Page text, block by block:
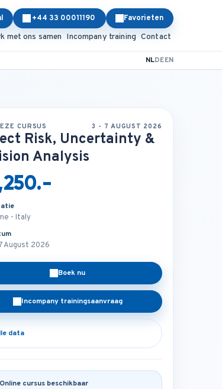
+44 33 00011190 Favorieten
met ons samen Incompany training Contact
NLDEEN
CURSUS 3 - 7 AUGUST 2026
Risk, Uncertainty &
Analysis
- Italy
August 2026
Boek nu
Incompany trainingsaanvraag
data
Online cursus beschikbaar